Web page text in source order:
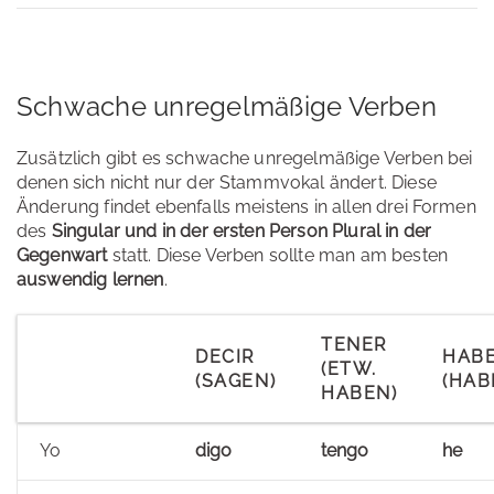
Schwache unregelmäßige Verben
Zusätzlich gibt es schwache unregelmäßige Verben bei
denen sich nicht nur der Stammvokal ändert. Diese
Änderung findet ebenfalls meistens in allen drei Formen
des Singular und in der ersten Person Plural in der
Gegenwartstatt. Diese Verben sollte man am besten
auswendig lernen.
DECIR
(SAGEN)
TENER
(ETW.
HABEN)
Yo digo tengo he